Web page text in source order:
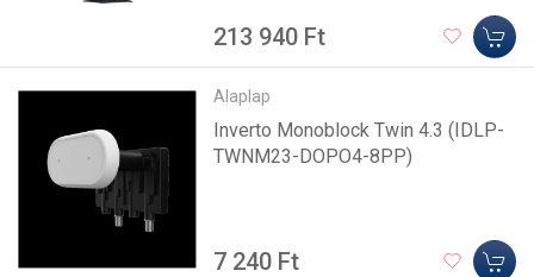
213 940 Ft
Alaplap
Inverto Monoblock Twin 4.3 (IDLP-
TWNM23-DOPO4-8PP)
7 240 Ft